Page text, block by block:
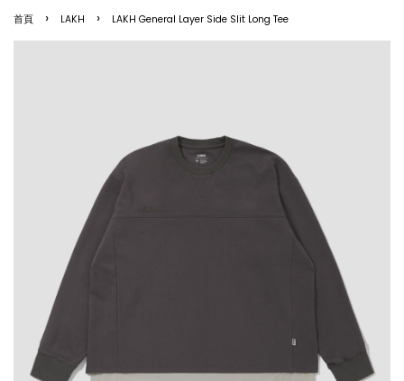
首頁 › LAKH › LAKH General Layer Side Slit Long Tee